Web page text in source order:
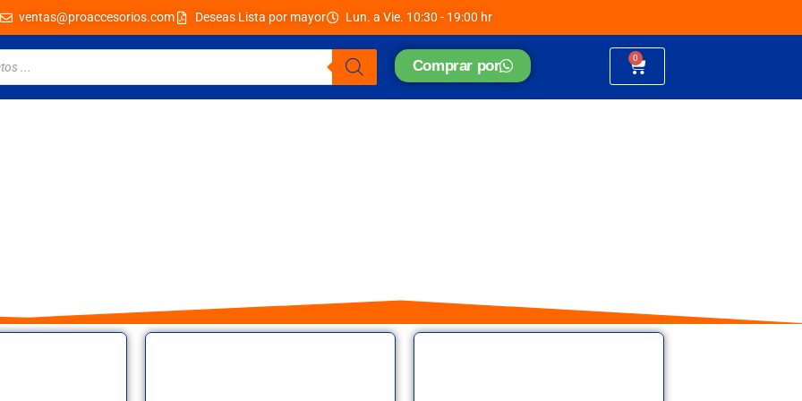
ventas@proaccesorios.com Deseas Lista por mayor Lun. a Vie. 10:30 - 19:00 hr
Comprar por 0
Cart